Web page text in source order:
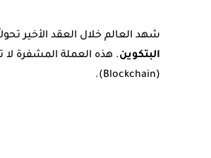
شهد العالم خلال العقد الأخير
البتكوين. هذه العملة المشفرة لا
(Blockchain).